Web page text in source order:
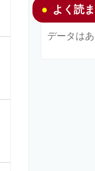
よく読
データはあ